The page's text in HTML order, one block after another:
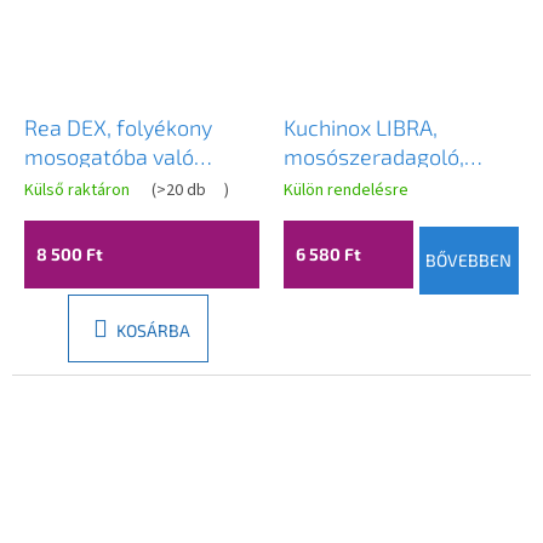
Rea DEX, folyékony
mosogatóba való
adagoló, keskeny
kialakítás, 300 ml,
grafit, REA-08004
Külső raktáron (>20 db )
8 500 Ft
KOSÁRBA
Kuchinox LIBRA,
mosószeradagoló,
fekete pettyes, LAV-
OKD_732T
Külön rendelésre
6 580 Ft BŐVEBBEN